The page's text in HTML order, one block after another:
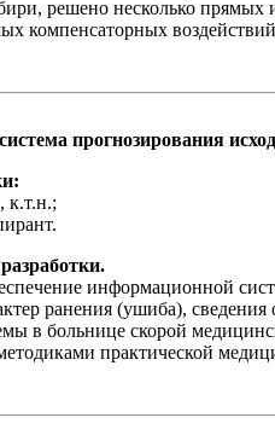
решено несколько прямых
компенсаторных
прогнозирования
к.т.н.;
информационной
ранения (ушиба),
в больнице скорой
практической